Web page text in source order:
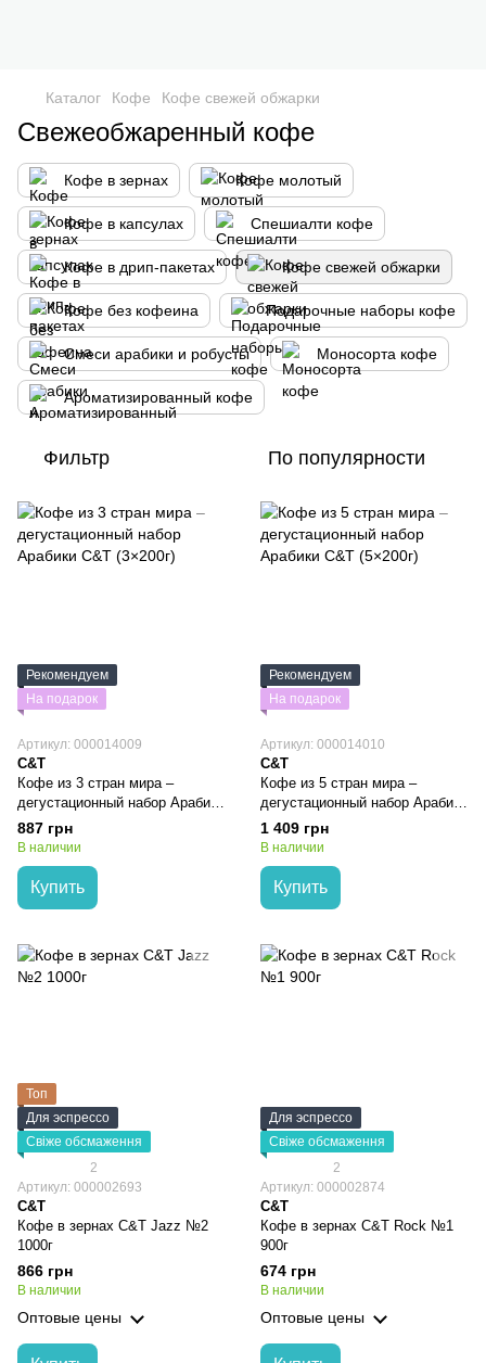
Каталог Кофе Кофе свежей обжарки
Свежеобжаренный кофе
Кофе в зернах Кофе молотый
Кофе в капсулах Спешиалти кофе
Кофе в дрип-пакетах Кофе свежей обжарки
Кофе без кофеина Подарочные наборы кофе
Смеси арабики и робусты Моносорта кофе
Ароматизированный кофе
Фильтр По популярности
Рекомендуем
На подарок
Артикул: 000014009
C&T
Кофе из 3 стран мира –
дегустационный набор Арабики
C&T (3×200г)
887 грн
В наличии
Купить
Рекомендуем
На подарок
Артикул: 000014010
C&T
Кофе из 5 стран мира –
дегустационный набор Арабики
C&T (5×200г)
1 409 грн
В наличии
Купить
Топ
Для эспрессо
Свіже обсмаження
2
Артикул: 000002693
C&T
Кофе в зернах C&T Jazz №2
1000г
866 грн
В наличии
Оптовые цены
Для эспрессо
Свіже обсмаження
2
Артикул: 000002874
C&T
Кофе в зернах C&T Rock №1
900г
674 грн
В наличии
Оптовые цены